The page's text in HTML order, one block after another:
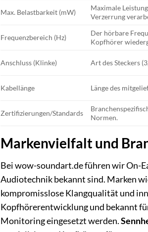
Max. Belastbarkeit (mW)
Maximale
Verzerrung
Frequenzbereich (Hz)
Der hörbare
Kopfhörer
Anschluss (Klinke) Art des Steckers
Kabellänge Länge des
Zertifizierungen/Standards
Normen.
Markenvielfalt und
Bei wow-soundart.de führen wir On-
Audiotechnik bekannt sind. Marken
kompromisslose Klangqualität und
Kopfhörerentwicklung und bekannt
Monitoring eingesetzt werden.